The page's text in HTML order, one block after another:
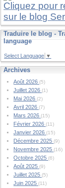
Cliquez pour
sur le blog
Traduire le blog -
language
Select Language ▼
Archives
Août 2026(5)
Juillet 2026(1)
Mai 2026(2)
Avril 2026(7)
Mars 2026(15)
Février 2026(11)
Janvier 2026(15)
Décembre 2025(9)
Novembre 2025(16)
Octobre 2025(6)
Août 2025(9)
Juillet 2025(5)
Juin 2025(11)